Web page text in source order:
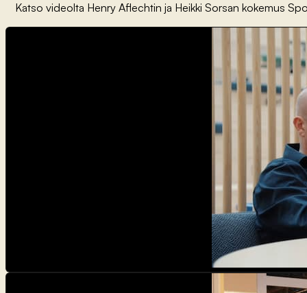
Katso videolta Henry Aflechtin ja Heikki Sorsan kokemus